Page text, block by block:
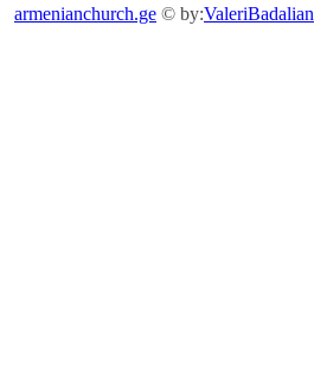
armenianchurch.ge © by:ValeriBadalian